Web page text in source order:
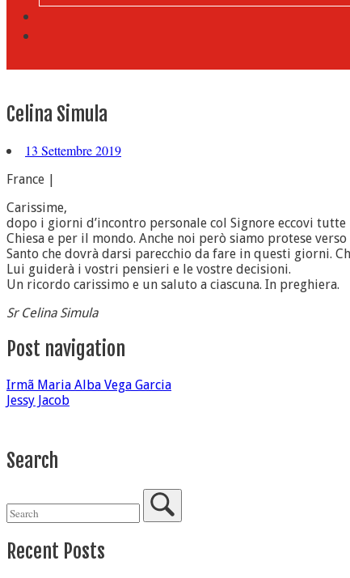
Celina Simula
13 Settembre 2019
France |
Carissime,
dopo i giorni d’incontro personale col Signore eccovi
Chiesa e per il mondo. Anche noi però siamo protese
Santo che dovrà darsi parecchio da fare in questi giorni.
Lui guiderà i vostri pensieri e le vostre decisioni.
Un ricordo carissimo e un saluto a ciascuna. In preghiera.
Sr Celina Simula
Post navigation
Irmã Maria Alba Vega Garcia
Jessy Jacob
Search
Recent Posts